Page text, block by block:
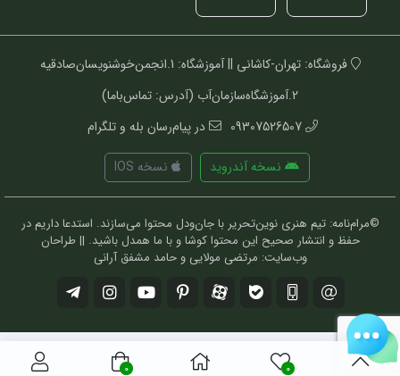
فروشگاه: تهران-کاشانی || آموزشگاه: 1.انجمن‌خوشنویسان‌صادقیه
2.آموزشگاه‌سازمان‌آب (آدرس: تماس‌باما)
09307526507
در پیام‌رسان بله و تلگرام
نسخه آندروید نسخه IOS
©مرام‌نامه: تیم هنری نوین‌تحریر با جان‌ودل محتوا می‌سازند. استدعا داریم در
حفظ و انتشار صحیح این محتوا کوشا و با ما همدل باشید. || طراحان
وب‌سایت: مرتضی مولایی و حامد مشفق آرانی
0
0